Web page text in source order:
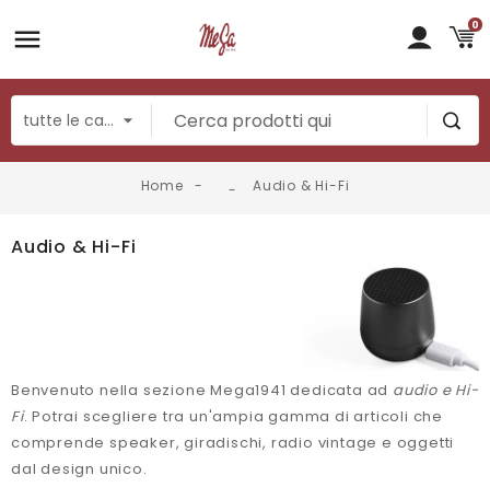
0
Home Audio & Hi-Fi
Audio & Hi-Fi
Benvenuto nella sezione Mega1941 dedicata ad audio e Hi-
Fi. Potrai scegliere tra un'ampia gamma di articoli che
comprende speaker, giradischi, radio vintage e oggetti
dal design unico.